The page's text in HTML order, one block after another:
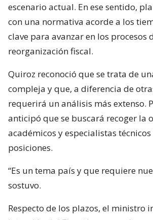
escenario actual. En ese sentido,
con una normativa acorde a los
clave para avanzar en los procesos
reorganización fiscal.
Quiroz reconoció que se trata de
compleja y que, a diferencia de
requerirá un análisis más extenso.
anticipó que se buscará recoger la
académicos y especialistas
posiciones.
“Es un tema país y que requiere
sostuvo.
Respecto de los plazos, el ministro